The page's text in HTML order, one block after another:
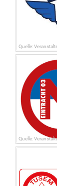
Quelle:
Quelle: